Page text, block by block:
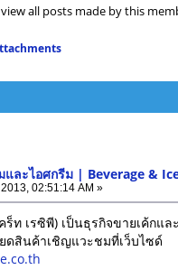
all posts made by this
และไอศกรีม | Beverage &
02:51:14 AM »
ร็ท เรซิพี) เป็นธุรกิจขายเค้ก
ดสินค้าเชิญแวะชมที่เว็บไซด์